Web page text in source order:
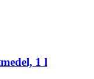
1 l